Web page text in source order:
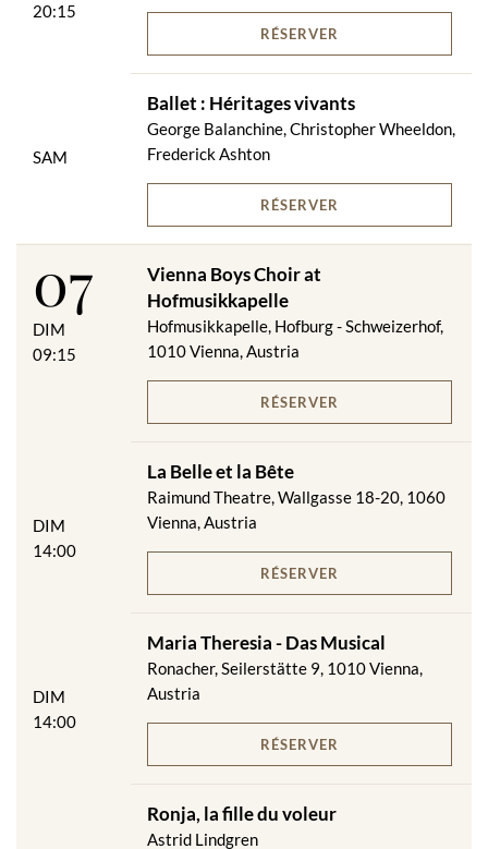
20:15
RÉSERVER
SAM
Ballet : Héritages vivants
George Balanchine, Christopher Wheeldon,
Frederick Ashton
RÉSERVER
07
DIM
09:15
Vienna Boys Choir at
Hofmusikkapelle
Hofmusikkapelle, Hofburg - Schweizerhof,
1010 Vienna, Austria
RÉSERVER
DIM
14:00
La Belle et la Bête
Raimund Theatre, Wallgasse 18-20, 1060
Vienna, Austria
RÉSERVER
DIM
14:00
Maria Theresia - Das Musical
Ronacher, Seilerstätte 9, 1010 Vienna,
Austria
RÉSERVER
Ronja, la fille du voleur
Astrid Lindgren